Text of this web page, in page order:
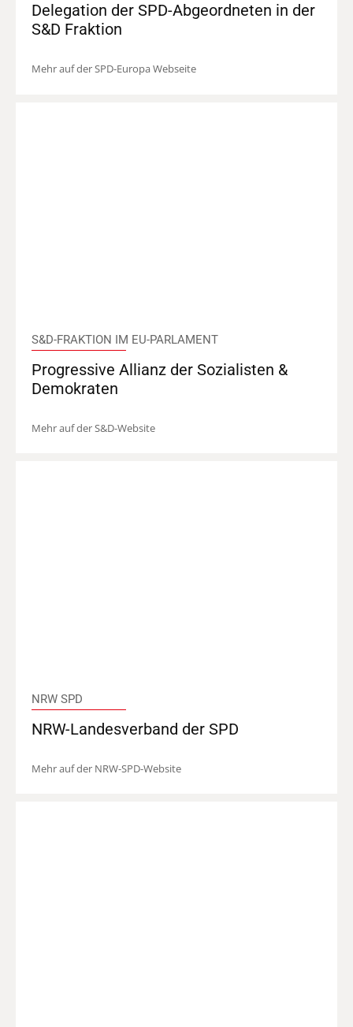
Delegation der SPD-Abgeordneten in der
S&D Fraktion
Mehr auf der SPD-Europa Webseite
S&D-FRAKTION IM EU-PARLAMENT
Progressive Allianz der Sozialisten &
Demokraten
Mehr auf der S&D-Website
NRW SPD
NRW-Landesverband der SPD
Mehr auf der NRW-SPD-Website